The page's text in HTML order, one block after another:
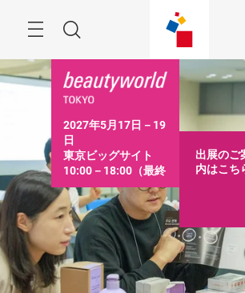
す
る
索
2027年5月17日－19
日
東京ビッグサイト
10:00－18:00（最終
日は16:30まで）
出展のご
内はこち